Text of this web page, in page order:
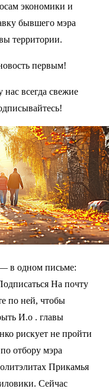
экономики и
бывшего мэра
территории.
первым!
всегда свежие
в одном письме:
На почту
по ней, чтобы
И.о . главы
рискует не пройти
отбору мэра
Прикамья
Сейчас